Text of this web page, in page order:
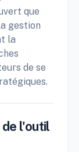
que
gestion
la
de se
l'outil